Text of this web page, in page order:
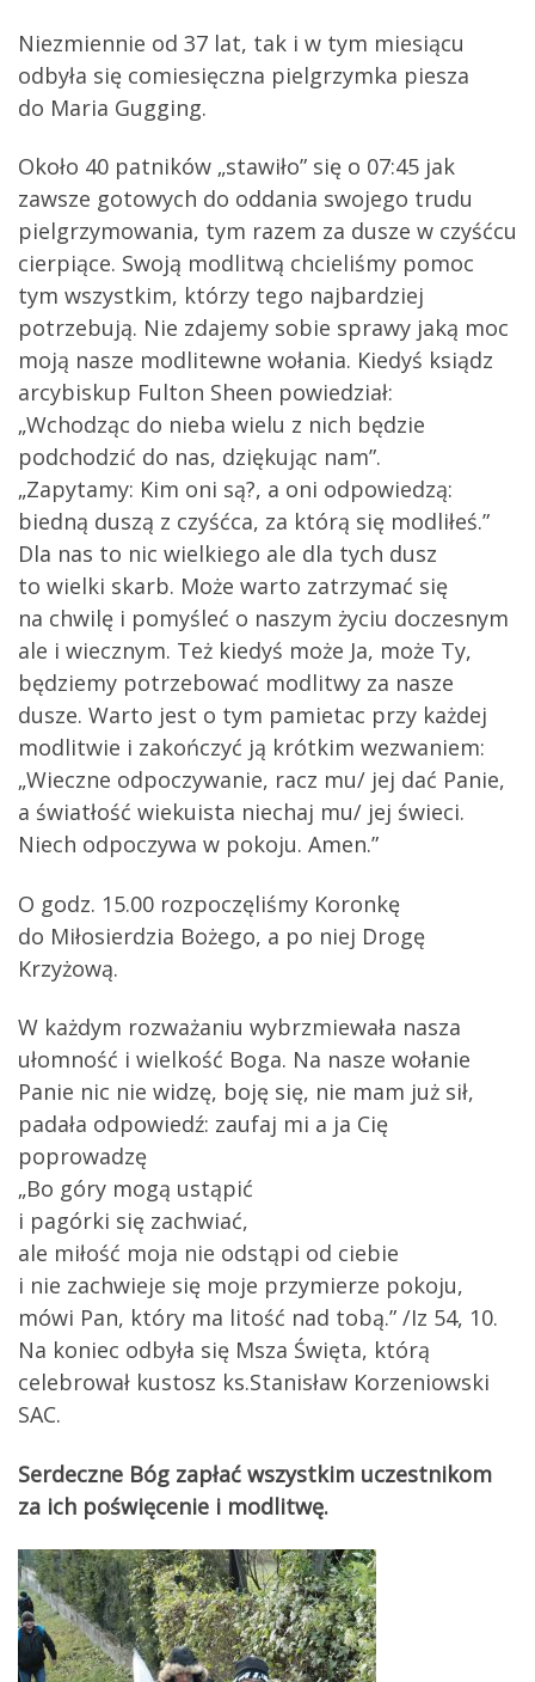
Niezmiennie od 37 lat, tak i w tym miesiącu
odbyła się comiesięczna pielgrzymka piesza
do Maria Gugging.
Około 40 patników „stawiło” się o 07:45 jak
zawsze gotowych do oddania swojego trudu
pielgrzymowania, tym razem za dusze w czyśćcu
cierpiące. Swoją modlitwą chcieliśmy pomoc
tym wszystkim, którzy tego najbardziej
potrzebują. Nie zdajemy sobie sprawy jaką moc
moją nasze modlitewne wołania. Kiedyś ksiądz
arcybiskup Fulton Sheen powiedział:
„Wchodząc do nieba wielu z nich będzie
podchodzić do nas, dziękując nam”.
„Zapytamy: Kim oni są?, a oni odpowiedzą:
biedną duszą z czyśćca, za którą się modliłeś.”
Dla nas to nic wielkiego ale dla tych dusz
to wielki skarb. Może warto zatrzymać się
na chwilę i pomyśleć o naszym życiu doczesnym
ale i wiecznym. Też kiedyś może Ja, może Ty,
będziemy potrzebować modlitwy za nasze
dusze. Warto jest o tym pamietac przy każdej
modlitwie i zakończyć ją krótkim wezwaniem:
„Wieczne odpoczywanie, racz mu/ jej dać Panie,
a światłość wiekuista niechaj mu/ jej świeci.
Niech odpoczywa w pokoju. Amen.”
O godz. 15.00 rozpoczęliśmy Koronkę
do Miłosierdzia Bożego, a po niej Drogę
Krzyżową.
W każdym rozważaniu wybrzmiewała nasza
ułomność i wielkość Boga. Na nasze wołanie
Panie nic nie widzę, boję się, nie mam już sił,
padała odpowiedź: zaufaj mi a ja Cię
poprowadzę
„Bo góry mogą ustąpić
i pagórki się zachwiać,
ale miłość moja nie odstąpi od ciebie
i nie zachwieje się moje przymierze pokoju,
mówi Pan, który ma litość nad tobą.” /Iz 54, 10.
Na koniec odbyła się Msza Święta, którą
celebrował kustosz ks.Stanisław Korzeniowski
SAC.
Serdeczne Bóg zapłać wszystkim uczestnikom
za ich poświęcenie i modlitwę.